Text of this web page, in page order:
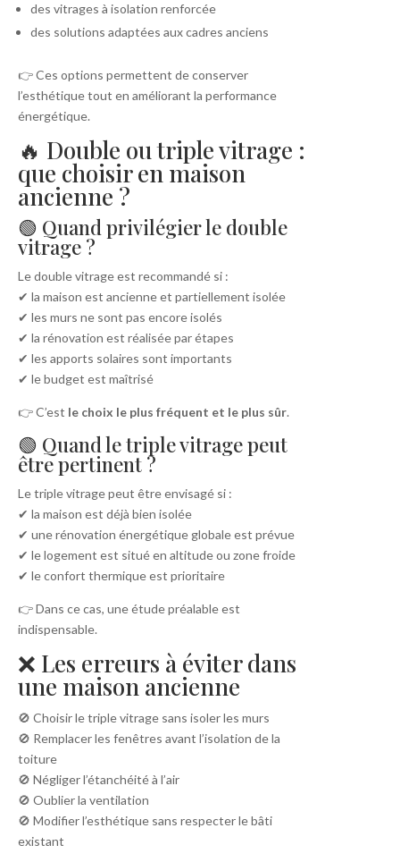
des vitrages à isolation renforcée
des solutions adaptées aux cadres anciens
👉 Ces options permettent de conserver
l’esthétique tout en améliorant la performance
énergétique.
🔥 Double ou triple vitrage :
que choisir en maison
ancienne ?
🟢 Quand privilégier le double
vitrage ?
Le double vitrage est recommandé si :
✔ la maison est ancienne et partiellement isolée
✔ les murs ne sont pas encore isolés
✔ la rénovation est réalisée par étapes
✔ les apports solaires sont importants
✔ le budget est maîtrisé
👉 C’est le choix le plus fréquent et le plus sûr.
🟢 Quand le triple vitrage peut
être pertinent ?
Le triple vitrage peut être envisagé si :
✔ la maison est déjà bien isolée
✔ une rénovation énergétique globale est prévue
✔ le logement est situé en altitude ou zone froide
✔ le confort thermique est prioritaire
👉 Dans ce cas, une étude préalable est
indispensable.
❌ Les erreurs à éviter dans
une maison ancienne
🚫 Choisir le triple vitrage sans isoler les murs
🚫 Remplacer les fenêtres avant l’isolation de la
toiture
🚫 Négliger l’étanchéité à l’air
🚫 Oublier la ventilation
🚫 Modifier l’esthétique sans respecter le bâti
existant